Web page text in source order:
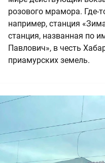
розового мрамора. Где-
например, станция
станция, названная по
Павлович», в честь
приамурских земель.